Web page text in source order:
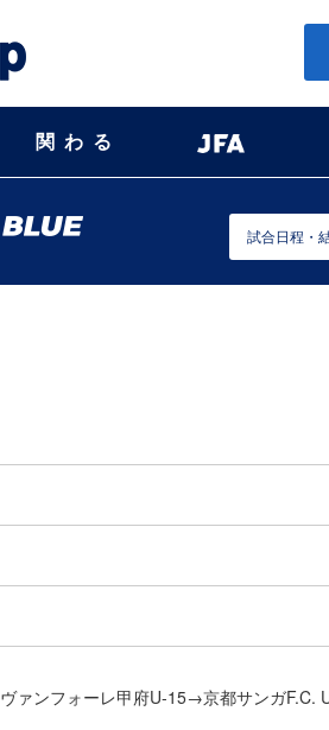
関わる
試合日程・
ァンフォーレ甲府U-15→京都サンガF.C.